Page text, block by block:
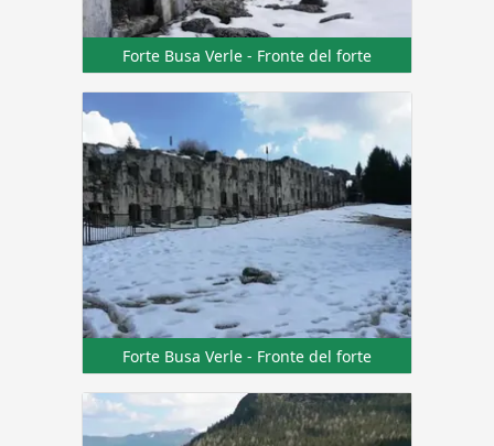
Forte Busa Verle - Fronte del forte
Forte Busa Verle - Fronte del forte